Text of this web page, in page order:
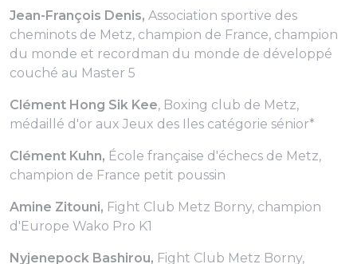
Jean-François Denis, Association sportive des
cheminots de Metz, champion de France, champion
du monde et recordman du monde de développé
couché au Master 5
Clément Hong Sik Kee, Boxing club de Metz,
médaillé d'or aux Jeux des Iles catégorie sénior*
Clément Kuhn, École française d'échecs de Metz,
champion de France petit poussin
Amine Zitouni, Fight Club Metz Borny, champion
d'Europe Wako Pro K1
Nyjenepock Bashirou, Fight Club Metz Borny,